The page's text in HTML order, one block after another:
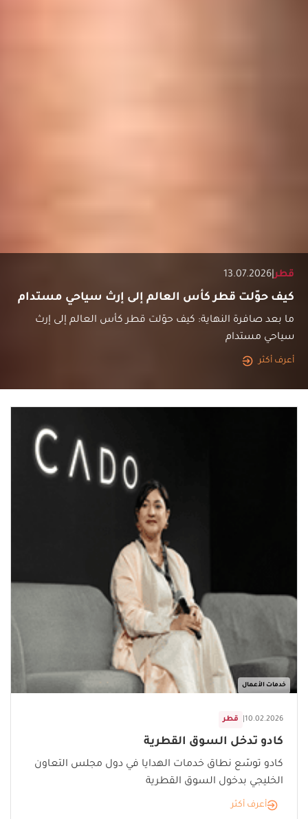
قطر|
13.07.2026
كيف حوّلت قطر كأس العالم إلى إرث سياحي مستدام
ما بعد صافرة النهاية: كيف حوّلت قطر كأس العالم إلى إرث
سياحي مستدام
أعرف أكثر
خدمات الأعمال
قطر 10.02.2026
كادو تدخل السوق القطرية
كادو توسّع نطاق خدمات الهدايا في دول مجلس التعاون
الخليجي بدخول السوق القطرية
أعرف أكثر